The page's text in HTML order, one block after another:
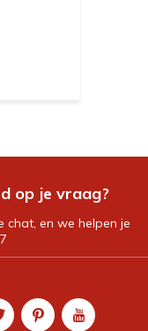
op je vraag?
chat, en we helpen je